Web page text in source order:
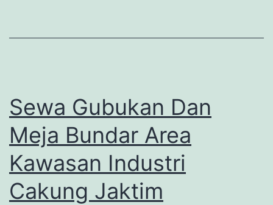
Sewa Gubukan Dan
Meja Bundar Area
Kawasan Industri
Cakung Jaktim